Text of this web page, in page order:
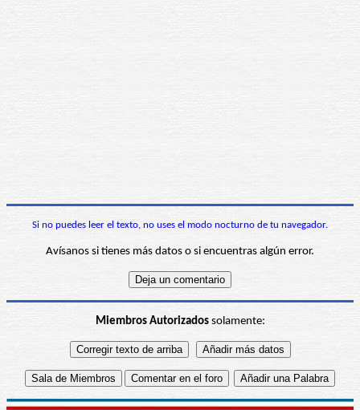
Si no puedes leer el texto, no uses el modo nocturno de tu navegador.
Avísanos si tienes más datos o si encuentras algún error.
Miembros Autorizadossolamente: